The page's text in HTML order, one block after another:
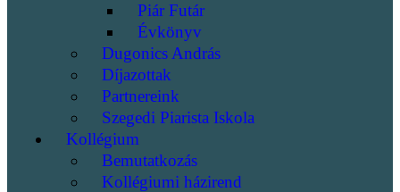
Piár Futár
Évkönyv
Dugonics András
Díjazottak
Partnereink
Szegedi Piarista Iskola
Kollégium
Bemutatkozás
Kollégiumi házirend